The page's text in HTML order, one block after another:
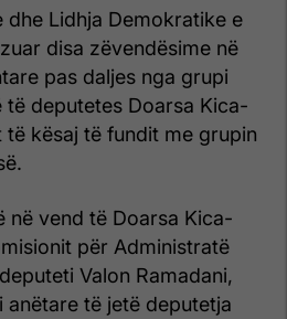
dhe Lidhja Demokratike e
disa zëvendësime në
pas daljes nga grupi
të deputetes Doarsa Kica-
të kësaj të fundit me grupin
në vend të Doarsa Kica-
për Administratë
Valon Ramadani,
anëtare të jetë deputetja